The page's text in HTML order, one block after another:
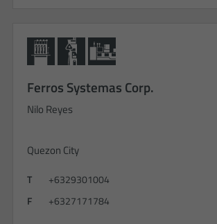
Ferros Systemas Corp.
Nilo Reyes
Quezon City
T
+6329301004
F
+6327171784